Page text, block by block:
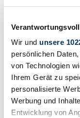
Wir und unsere
persönlichen
von Technologien
Ihrem Gerät zu
personalisierte
Werbung und
Entwicklung von
Dealer